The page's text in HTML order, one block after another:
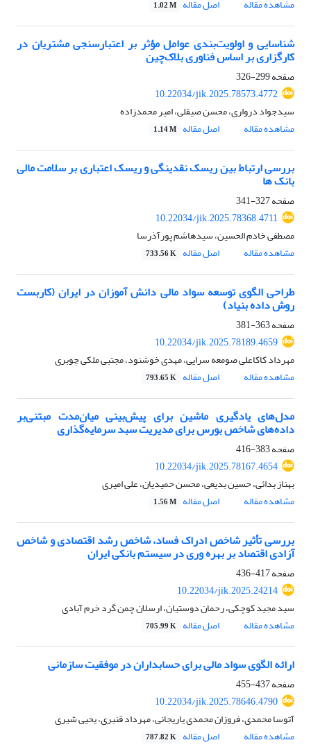
مشاهده مقاله اصل مقاله 1.02 M
شناسایی و اولویت‌بندی عوامل مؤثر بر اعتبارسنجی مشتریان در
کارگزاری بر اساس فناوری بلاک‌چین
صفحه299-326
10.22034/jik.2025.78573.4772
سیدجواد درواری، محسن صیقلی، امیر محمدزاده
مشاهده مقاله
اصل مقاله 1.14 M
بررسی ارتباط بین ریسک نقدینگی و ریسک اعتباری بر سلامت مالی
بانک ها
صفحه327-341
10.22034/jik.2025.78368.4711
مصطفی خادم الحسین، سیدهاشم پورآذرسا
مشاهده مقاله
اصل مقاله 733.56 K
طراحی الگوی توسعه سواد مالی دانش آموزان در ایران (کاربست
روش داده بنیاد)
صفحه363-381
10.22034/jik.2025.78189.4659
مهرداد کاکاعلی صومعه سرایی، مهدی خوشنود، مجتبی ملکی چوبری
مشاهده مقاله
اصل مقاله 793.65 K
مدل‌های یادگیری ماشین برای پیش‌بینی میان‌مدت مبتنی‌بر
داده‌های شاخص بورس برای مدیریت سبد سرمایه‌گذاری
صفحه383-416
10.22034/jik.2025.78167.4654
بهناز بدائی، حسین بدیعی، محسن حمیدیان، علی امیری
مشاهده مقاله
اصل مقاله 1.56 M
بررسی تأثیر شاخص ادراک فساد، شاخص رشد اقتصادی و شاخص
آزادی اقتصاد بر بهره وری در سیستم بانکی ایران
صفحه417-436
10.22034/jik.2025.24214
سید مجید کوچکی، رحمان دوستیان، ارسلان چمن گرد خرم آبادی
مشاهده مقاله
اصل مقاله 705.99 K
ارائه الگوی سواد مالی برای حسابداران در موفقیت سازمانی
صفحه437-455
10.22034/jik.2025.78646.4790
آتوسا محمدی، فروزان محمدی یاریجانی، مهرداد قنبری، یحیی شیری
مشاهده مقاله
اصل مقاله 787.82 K